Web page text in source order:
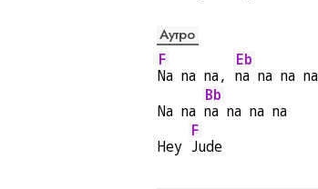
Аутро
F
Na na na,
Eb
na na na na
Na na
Bb
na na na na
Hey
F
Jude